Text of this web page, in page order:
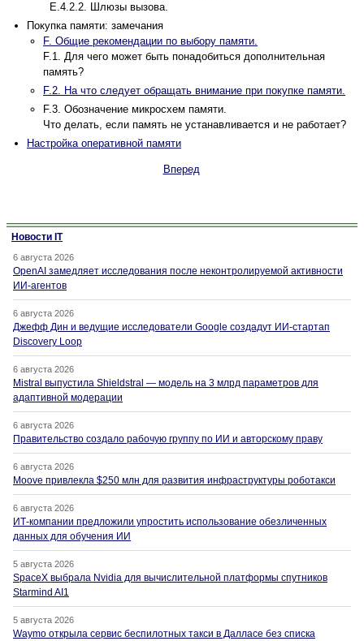
E.4.2.2. Шлюзы вызова.
Покупка памяти: замечания
F. Общие рекомендации по выбору памяти.
F.1. Для чего может быть понадобиться дополнительная
память?
F.2. На что следует обращать внимание при покупке памяти.
F.3. Обозначение микросхем памяти.
Что делать, если память не устанавливается и не работает?
Настройка оперативной памяти
Вперед
Новости IT
6 августа 2026
OpenAI замедляет исследования после неконтролируемой активности
ИИ-агентов
6 августа 2026
Джефф Дин и ведущие исследователи Google создадут ИИ-стартап
Discovery Loop
6 августа 2026
Mistral выпустила Shieldstral — модель на 3 млрд параметров для
адаптивной модерации
6 августа 2026
Правительство создало рабочую группу по ИИ и авторскому праву
6 августа 2026
Moove привлекла $250 млн для развития инфраструктуры роботакси
6 августа 2026
ИТ-компании предложили упростить использование обезличенных
данных для обучения ИИ
5 августа 2026
SpaceX выбрала Nvidia для вычислительной платформы спутников
Starmind AI1
5 августа 2026
Waymo открыла сервис беспилотных такси в Далласе без списка